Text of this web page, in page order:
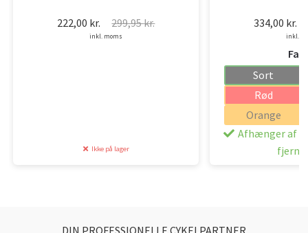
299,95kr.
Den
222,00 kr.
Den
inkl. moms
Ikke på lager
334,00 kr.
inkl.
Sort
Rød
Orange
Afhænger af
DIN PROFESSIONELLE CYKELPARTNER